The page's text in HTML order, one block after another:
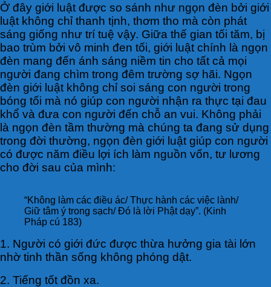
Ở đây giới luật được so sánh như ngọn đèn bởi giới
luật không chỉ thanh tịnh, thơm tho mà còn phát
sáng giống như trí tuệ vậy. Giữa thế gian tối tăm, bị
bao trùm bởi vô minh đen tối, giới luật chính là ngọn
đèn mang đến ánh sáng niềm tin cho tất cả mọi
người đang chìm trong đêm trường sợ hãi. Ngọn
đèn giới luật không chỉ soi sáng con người trong
bóng tối mà nó giúp con người nhận ra thực tại đau
khổ và đưa con người đến chỗ an vui. Không phải
là ngọn đèn tầm thường mà chúng ta đang sử dụng
trong đời thường, ngọn đèn giới luật giúp con người
có được năm điều lợi ích làm nguồn vốn, tư lương
cho đời sau của mình:
“Không làm các điều ác/ Thực hành các việc lành/
Giữ tâm ý trong sạch/ Đó là lời Phật dạy”. (Kinh
Pháp cú 183)
1. Người có giới đức được thừa hưởng gia tài lớn
nhờ tinh thần sống không phóng dật.
2. Tiếng tốt đồn xa.